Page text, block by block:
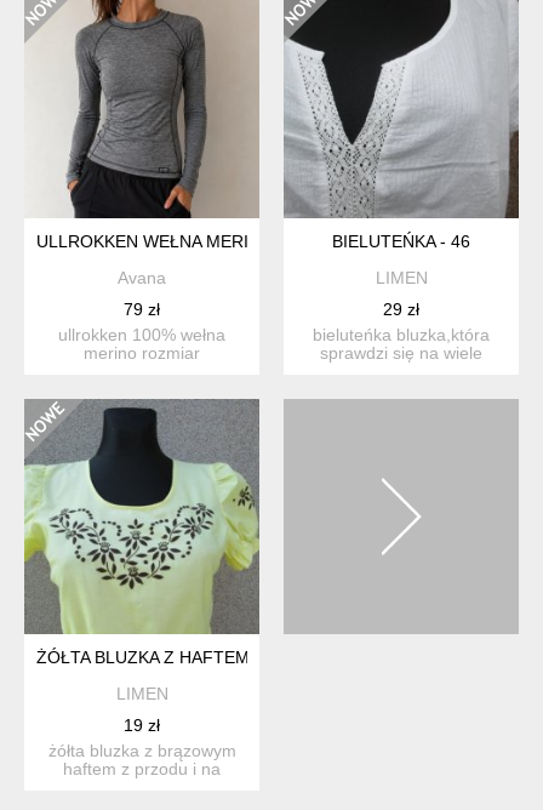
ULLROKKEN WEŁNA MERINO
Avana
79 zł
ullrokken 100% wełna
merino rozmiar
BIELUTEŃKA - 46
LIMEN
29 zł
bieluteńka bluzka,która
sprawdzi się na wiele
ŻÓŁTA BLUZKA Z HAFTEM
LIMEN
19 zł
żółta bluzka z brązowym
haftem z przodu i na